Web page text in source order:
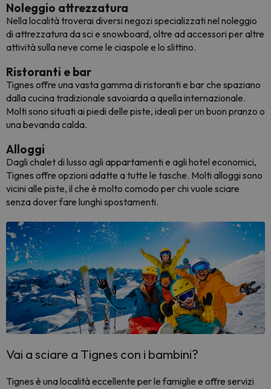
Noleggio attrezzatura
Nella località troverai diversi negozi specializzati nel noleggio
di attrezzatura da sci e snowboard, oltre ad accessori per altre
attività sulla neve come le ciaspole e lo slittino.
Ristoranti e bar
Tignes offre una vasta gamma di ristoranti e bar che spaziano
dalla cucina tradizionale savoiarda a quella internazionale.
Molti sono situati ai piedi delle piste, ideali per un buon pranzo o
una bevanda calda.
Alloggi
Dagli chalet di lusso agli appartamenti e agli hotel economici,
Tignes offre opzioni adatte a tutte le tasche. Molti alloggi sono
vicini alle piste, il che è molto comodo per chi vuole sciare
senza dover fare lunghi spostamenti.
Vai a sciare a Tignes con i bambini?
Tignes è una località eccellente per le famiglie e offre servizi